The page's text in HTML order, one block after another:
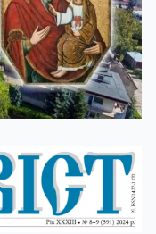
na Facebooku · Udostępnij
na Facebooku · Udostępnij